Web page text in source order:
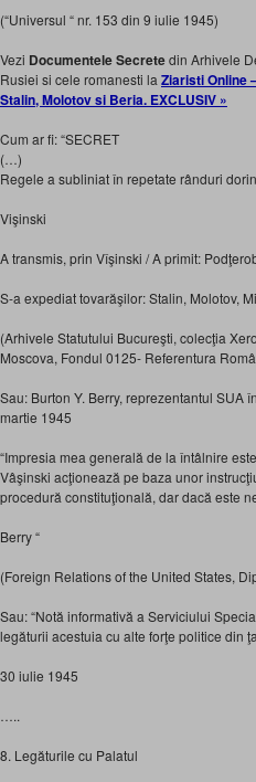
(“Universul “ nr. 153 din 9 iulie 1945)
Vezi Documentele Secretedin Arhivele
Rusiei si cele romanesti la Ziaristi Online
Stalin, Molotov si Beria. EXCLUSIV »
Cum ar fi: “SECRET
(…)
Regele a subliniat în repetate rânduri
Vişinski
A transmis, prin Vîşinski / A primit:
S-a expediat tovarăşilor: Stalin, Molotov,
(Arhivele Statutului Bucureşti, colecţia
Moscova, Fondul 0125- Referentura
Sau: Burton Y. Berry, reprezentantul SUA
martie 1945
“Impresia mea generală de la întâlnire
Vâşinski acţionează pe baza unor
procedură constituţională, dar dacă este
Berry “
(Foreign Relations of the United States,
Sau: “Notă informativă a Serviciului
legăturii acestuia cu alte forţe politice din
30 iulie 1945
…..
8. Legăturile cu Palatul